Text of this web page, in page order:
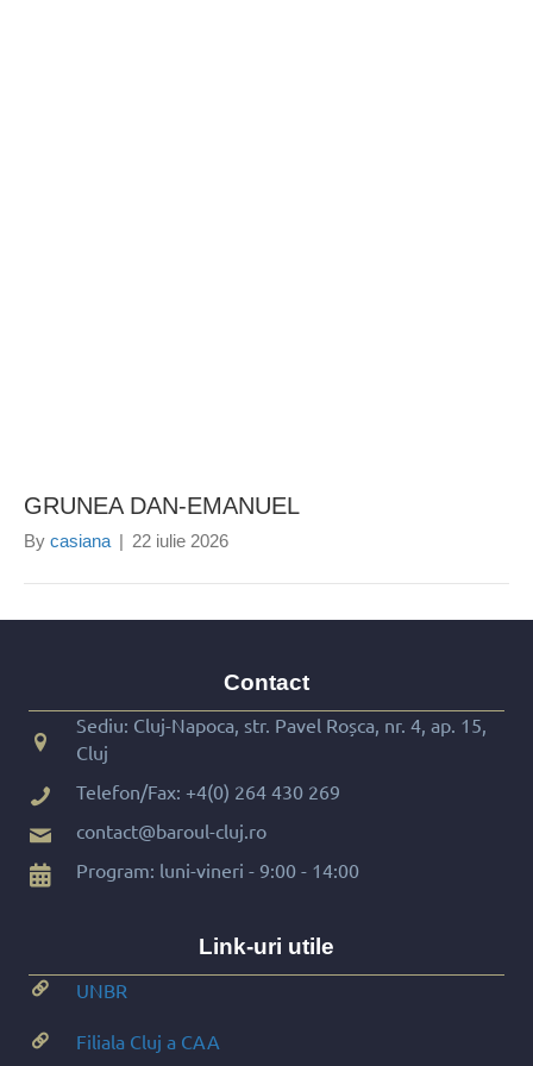
GRUNEA DAN-EMANUEL
By casiana | 22 iulie 2026
Contact
Sediu: Cluj-Napoca, str. Pavel Roșca, nr. 4, ap. 15,
Cluj
Telefon/Fax: +4(0) 264 430 269
contact@baroul-cluj.ro
Program: luni-vineri - 9:00 - 14:00
Link-uri utile
UNBR
Filiala Cluj a CAA